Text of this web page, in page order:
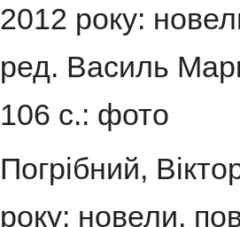
2012 року:
ред. Василь
106 с.: фото
Погрібний,
року: новели,